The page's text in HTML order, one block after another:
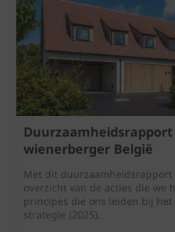
Duurzaamheidsrapport
wienerberger België
Met dit duurzaamheidsrapport
overzicht van de acties die we
principes die ons leiden bij het
strategie (2025).